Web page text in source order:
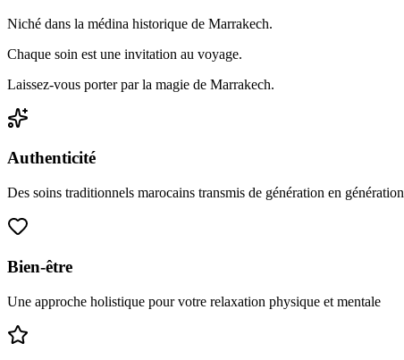
Niché dans la médina historique de Marrakech.
Chaque soin est une invitation au voyage.
Laissez-vous porter par la magie de Marrakech.
Authenticité
Des soins traditionnels marocains transmis de génération en génération
Bien-être
Une approche holistique pour votre relaxation physique et mentale